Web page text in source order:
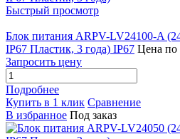
Быстрый просмотр
Блок питания ARPV-LV24100-A
IP67 Пластик, 3 года) IP67 Цена по
Запросить цену
Подробнее
Купить в 1 клик Сравнение
В избранное Под заказ